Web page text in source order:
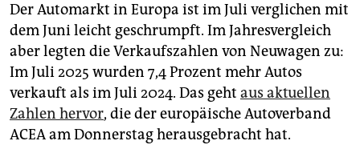
epaper login
Der Automarkt in Europa ist im Juli verglichen mit
dem Juni leicht geschrumpft. Im Jahresvergleich
aber legten die Verkaufszahlen von Neuwagen zu:
Im Juli 2025 wurden 7,4 Prozent mehr Autos
verkauft als im Juli 2024. Das geht aus aktuellen
Zahlen hervor, die der europäische Autoverband
ACEA am Donnerstag herausgebracht hat.